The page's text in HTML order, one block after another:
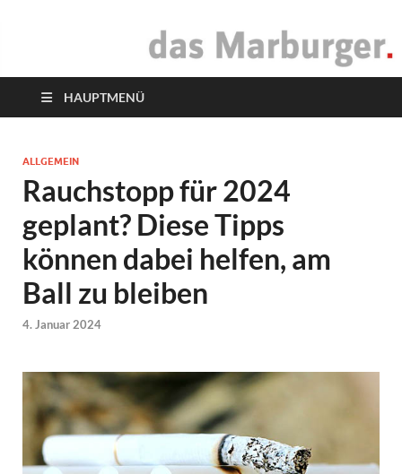
das Marburger.
HAUPTMENÜ
ALLGEMEIN
Rauchstopp für 2024
geplant? Diese Tipps
können dabei helfen, am
Ball zu bleiben
4. Januar 2024